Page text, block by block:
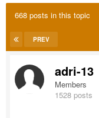
668 posts in this topic
PREV
adri-13
Members
1528 posts